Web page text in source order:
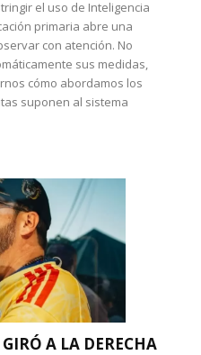
el uso de Inteligencia
primaria abre una
con atención. No
sus medidas,
cómo abordamos los
suponen al sistema
A LA DERECHA